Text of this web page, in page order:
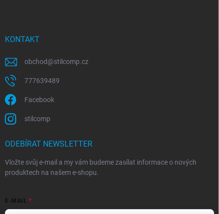
KONTAKT
obchod@stilcomp.cz
777639489
Facebook
stilcomp
ODEBÍRAT NEWSLETTER
Vložte svůj e-mail a my vám budeme zasílat informace o nových
produktech na našem e-shopu.
E-MAIL